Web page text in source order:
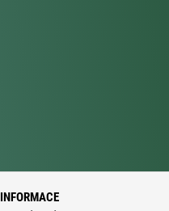
INFORMACE